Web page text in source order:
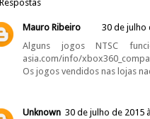
Respostas
Mauro Ribeiro
30 de julho
Alguns jogos NTSC
asia.com/info/
Os jogos vendidos nas lojas
Unknown 30 de julho de 2015